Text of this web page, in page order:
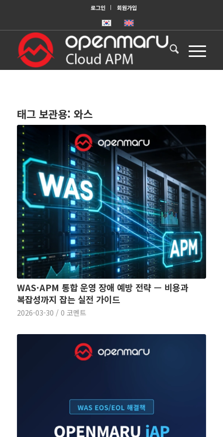
로그인 회원가입
태그 보관용: 와스
WAS·APM 통합 운영 장애 예방 전략 — 비용과
복잡성까지 잡는 실전 가이드
2026-03-30 / 0 코멘트